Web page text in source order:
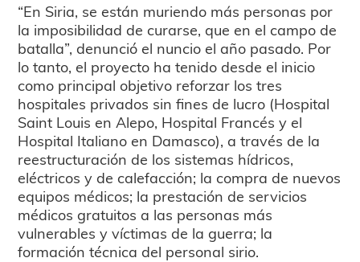
“En Siria, se están muriendo más personas por
la imposibilidad de curarse, que en el campo de
batalla”, denunció el nuncio el año pasado. Por
lo tanto, el proyecto ha tenido desde el inicio
como principal objetivo reforzar los tres
hospitales privados sin fines de lucro (Hospital
Saint Louis en Alepo, Hospital Francés y el
Hospital Italiano en Damasco), a través de la
reestructuración de los sistemas hídricos,
eléctricos y de calefacción; la compra de nuevos
equipos médicos; la prestación de servicios
médicos gratuitos a las personas más
vulnerables y víctimas de la guerra; la
formación técnica del personal sirio.